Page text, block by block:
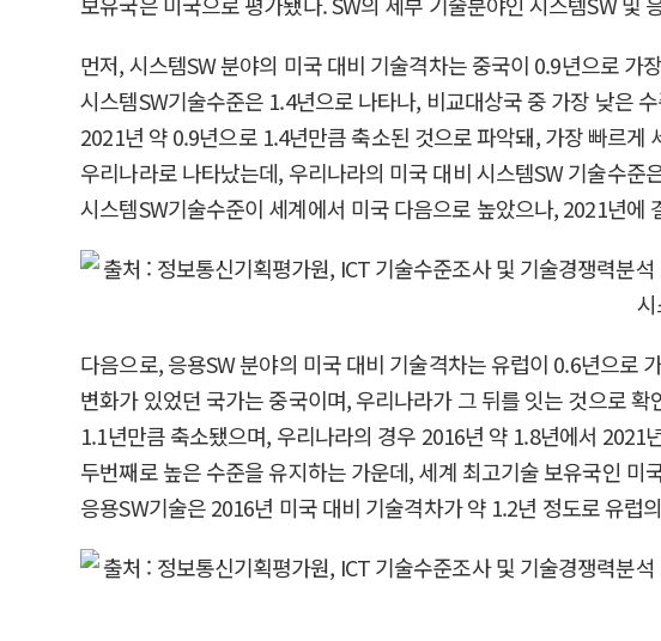
먼저, 시스템SW 분야의 미국 대비 기술격차는 중국이 0.9년으로
시스템SW기술수준은 1.4년으로 나타나, 비교대상국 중 가장 낮은
2021년 약 0.9년으로 1.4년만큼 축소된 것으로 파악돼, 가장 빠르
우리나라로 나타났는데, 우리나라의 미국 대비 시스템SW 기술수
시스템SW기술수준이 세계에서 미국 다음으로 높았으나, 2021년에
다음으로, 응용SW 분야의 미국 대비 기술격차는 유럽이 0.6년으로
변화가 있었던 국가는 중국이며, 우리나라가 그 뒤를 잇는 것으로
1.1년만큼 축소됐으며, 우리나라의 경우 2016년 약 1.8년에서
두번째로 높은 수준을 유지하는 가운데, 세계 최고기술 보유국인
응용SW기술은 2016년 미국 대비 기술격차가 약 1.2년 정도로 유